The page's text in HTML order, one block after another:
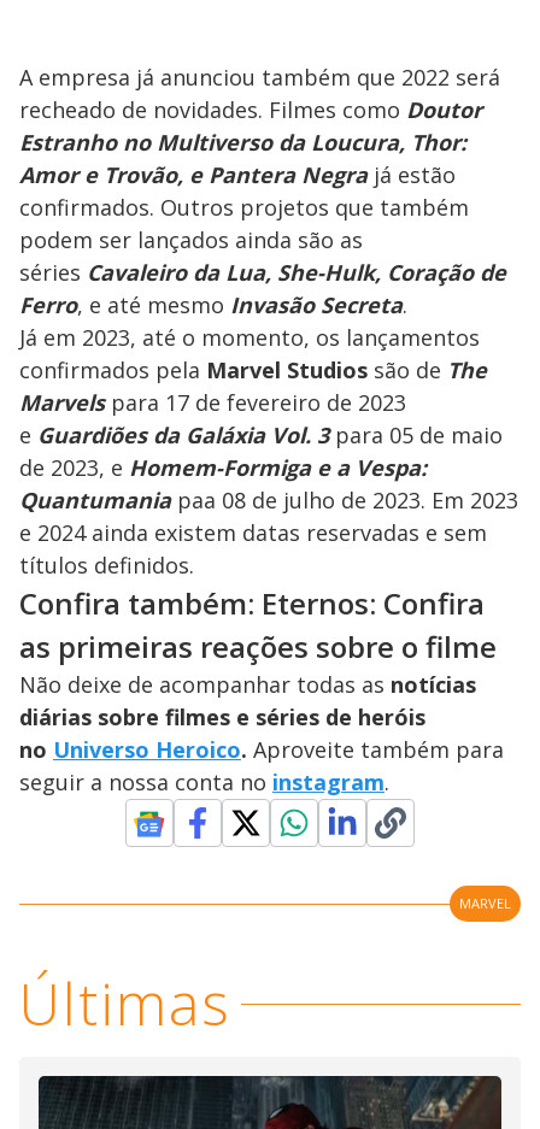
A empresa já anunciou também que 2022 será
recheado de novidades. Filmes como Doutor
Estranho no Multiverso da Loucura, Thor:
Amor e Trovão, e Pantera Negrajá estão
confirmados. Outros projetos que também
podem ser lançados ainda são as
séries Cavaleiro da Lua, She-Hulk, Coração de
Ferro, e até mesmo Invasão Secreta.
Já em 2023, até o momento, os lançamentos
confirmados pela Marvel Studios são de The
Marvelspara 17 de fevereiro de 2023
e Guardiões da Galáxia Vol. 3para 05 de maio
de 2023, e Homem-Formiga e a Vespa:
Quantumania paa 08 de julho de 2023. Em 2023
e 2024 ainda existem datas reservadas e sem
títulos definidos.
Confira também: Eternos: Confira
as primeiras reações sobre o filme
Não deixe de acompanhar todas as notícias
diárias sobre filmes e séries de heróis
no Universo Heroico. Aproveite também para
seguir a nossa conta no instagram.
MARVEL
Últimas